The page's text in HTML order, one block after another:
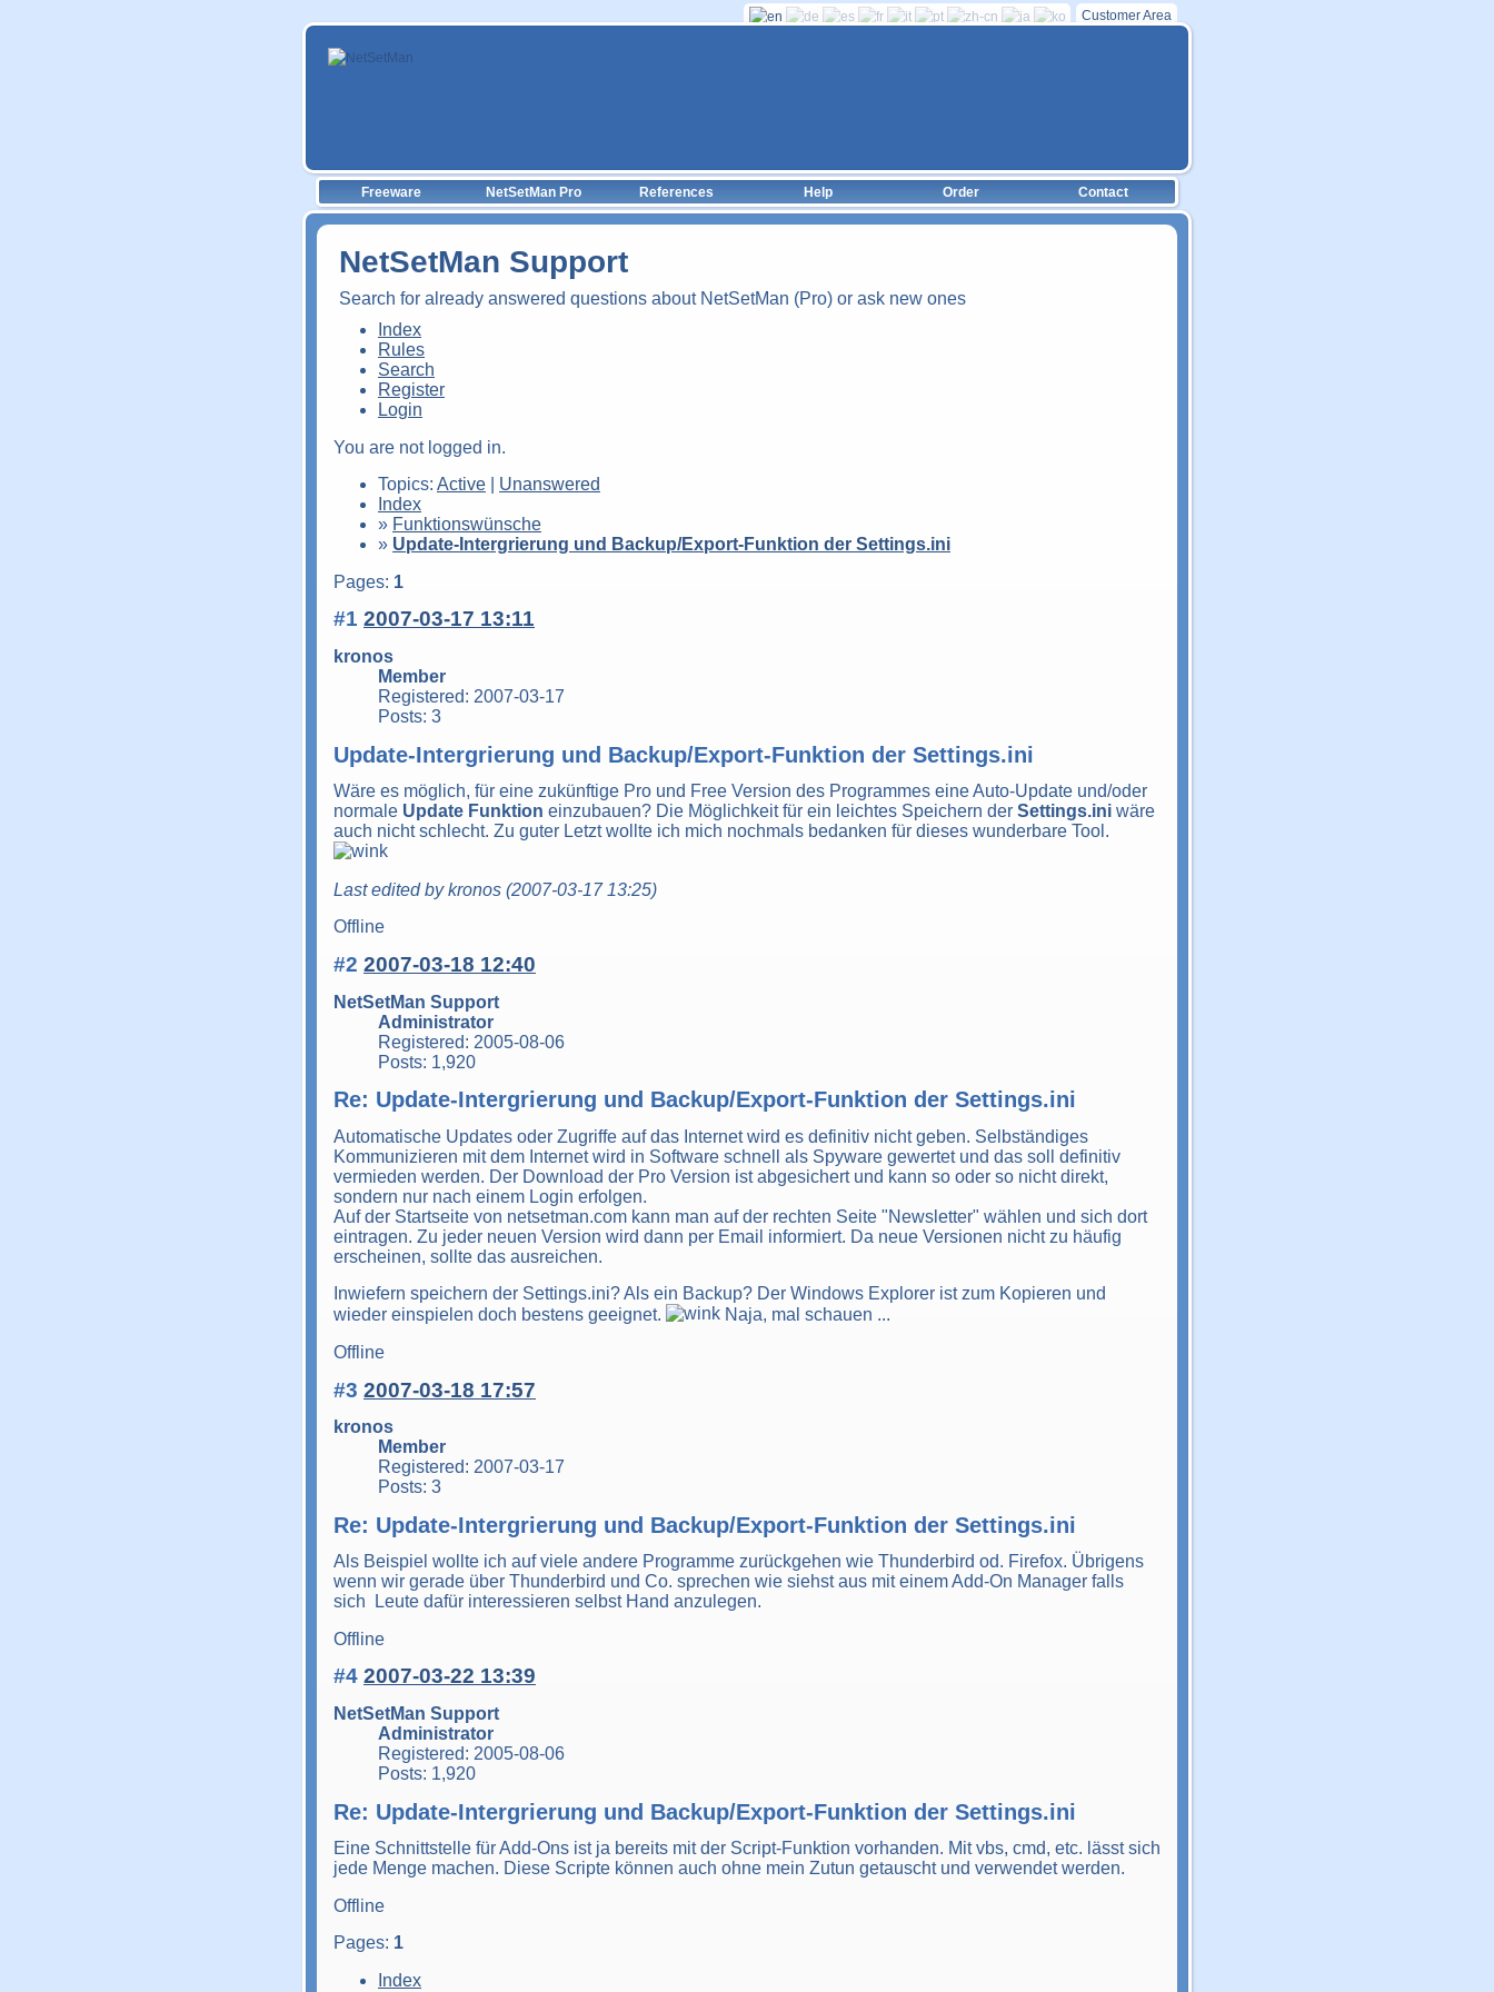
Customer Area
Freeware NetSetMan Pro References Help Order Contact
NetSetMan Support
Search for already answered questions about NetSetMan (Pro) or ask new ones
Index
Rules
Search
Register
Login
You are not logged in.
Topics: Active
Unanswered
Index
» Funktionswünsche
» Update-Intergrierung und Backup/Export-Funktion der Settings.ini
Pages: 1
#1 2007-03-17 13:11
kronos
Member
Registered: 2007-03-17
Posts: 3
Update-Intergrierung und Backup/Export-Funktion der Settings.ini
Wäre es möglich, für eine zukünftige Pro und Free Version des Programmes eine Auto-Update und/oder
normale Update Funktion einzubauen? Die Möglichkeit für ein leichtes Speichern der Settings.ini wäre
auch nicht schlecht. Zu guter Letzt wollte ich mich nochmals bedanken für dieses wunderbare Tool.
Last edited by kronos (2007-03-17 13:25)
Offline
#2 2007-03-18 12:40
NetSetMan Support
Administrator
Registered: 2005-08-06
Posts: 1,920
Re: Update-Intergrierung und Backup/Export-Funktion der Settings.ini
Automatische Updates oder Zugriffe auf das Internet wird es definitiv nicht geben. Selbständiges
Kommunizieren mit dem Internet wird in Software schnell als Spyware gewertet und das soll definitiv
vermieden werden. Der Download der Pro Version ist abgesichert und kann so oder so nicht direkt,
sondern nur nach einem Login erfolgen.
Auf der Startseite von netsetman.com kann man auf der rechten Seite "Newsletter" wählen und sich dort
eintragen. Zu jeder neuen Version wird dann per Email informiert. Da neue Versionen nicht zu häufig
erscheinen, sollte das ausreichen.
Inwiefern speichern der Settings.ini? Als ein Backup? Der Windows Explorer ist zum Kopieren und
wieder einspielen doch bestens geeignet.
Naja, mal schauen ...
Offline
#3 2007-03-18 17:57
kronos
Member
Registered: 2007-03-17
Posts: 3
Re: Update-Intergrierung und Backup/Export-Funktion der Settings.ini
Als Beispiel wollte ich auf viele andere Programme zurückgehen wie Thunderbird od. Firefox. Übrigens
wenn wir gerade über Thunderbird und Co. sprechen wie siehst aus mit einem Add-On Manager falls
sich Leute dafür interessieren selbst Hand anzulegen.
Offline
#4 2007-03-22 13:39
NetSetMan Support
Administrator
Registered: 2005-08-06
Posts: 1,920
Re: Update-Intergrierung und Backup/Export-Funktion der Settings.ini
Eine Schnittstelle für Add-Ons ist ja bereits mit der Script-Funktion vorhanden. Mit vbs, cmd, etc. lässt sich
jede Menge machen. Diese Scripte können auch ohne mein Zutun getauscht und verwendet werden.
Offline
Pages: 1
Index